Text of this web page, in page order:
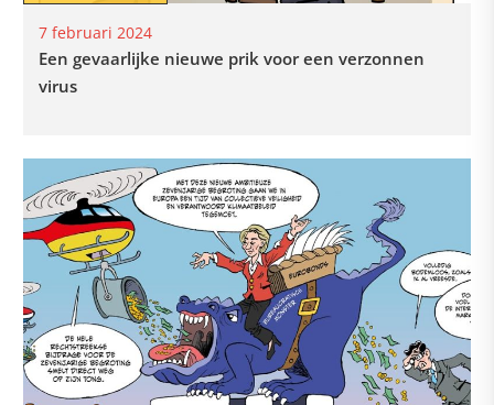
7 februari 2024
Een gevaarlijke nieuwe prik voor een verzonnen
virus